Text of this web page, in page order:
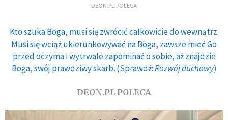
DEON.PL POLECA
Kto szuka Boga, musi się zwrócić całkowicie do wewnątrz.
Musi się wciąż ukierunkowywać na Boga, zawsze mieć Go
przed oczyma i wytrwale zapominać o sobie, aż znajdzie
Boga, swój prawdziwy skarb. (Sprawdź:Rozwój duchowy)
DEON.PL POLECA